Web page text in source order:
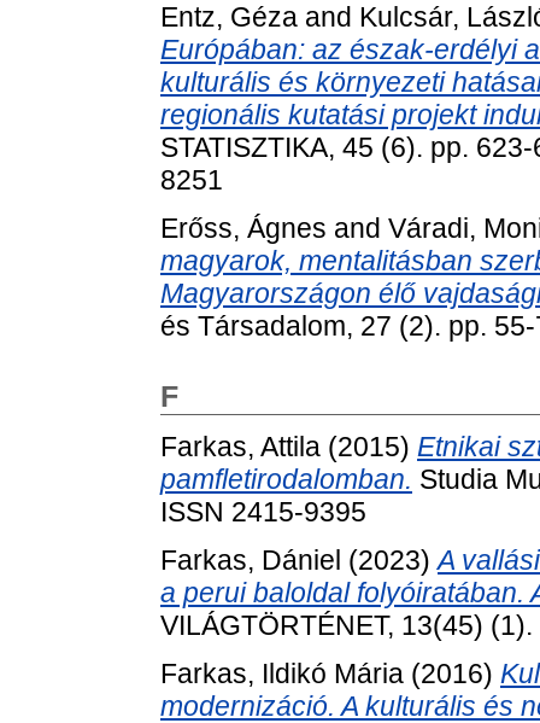
Entz, Géza and Kulcsár,
Európában: az észak-erdélyi
kulturális és környezeti
regionális kutatási projekt
STATISZTIKA, 45 (6). pp.
8251
Erőss, Ágnes and Váradi,
magyarok, mentalitásban
Magyarországon élő
és Társadalom, 27 (2). pp.
F
Farkas, Attila (2015) Etnikai
pamfletirodalomban. Studia
ISSN 2415-9395
Farkas, Dániel (2023)A
a perui baloldal folyóiratában.
VILÁGTÖRTÉNET, 13(45)
Farkas, Ildikó Mária (2016)
modernizáció. A kulturális és